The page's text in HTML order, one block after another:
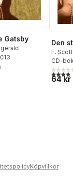
Gatsby
Totalt antal röster:
Den
F.
CD-bok
4,0utav
64 kr
Köpvillkor